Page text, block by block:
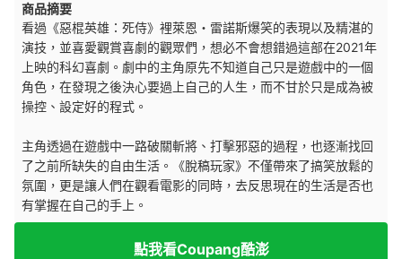
商品摘要
看過《惡棍英雄：死侍》裡萊恩・雷諾斯爆笑的表現以及精湛的
演技，並喜愛觀賞喜劇的觀眾們，想必不會想錯過這部在2021年
上映的科幻喜劇。劇中的主角原先不知道自己只是遊戲中的一個
角色，在發現之後決心要過上自己的人生，而不甘於只是成為被
操控、設定好的程式。
主角透過在遊戲中一路破關斬將、打擊邪惡的過程，也逐漸找回
了之前所缺失的自由生活。《脫稿玩家》不僅帶來了搞笑放鬆的
氛圍，更是讓人們在觀看電影的同時，去反思現在的生活是否也
有掌握在自己的手上。
點我看Coupang酷澎